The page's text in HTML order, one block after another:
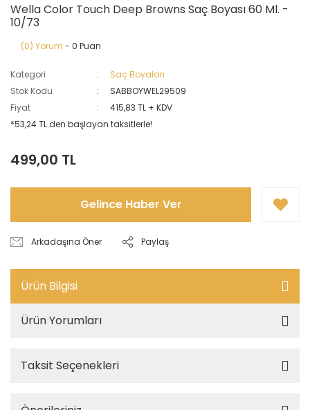
Wella Color Touch Deep Browns Saç Boyası 60 Ml. -
10/73
(0) Yorum - 0 Puan
Kategori
Saç Boyaları
Stok Kodu
SABBOYWEL29509
Fiyat
415,83 TL + KDV
*53,24 TL den başlayan taksitlerle!
499,00 TL
Gelince Haber Ver
Arkadaşına Öner Paylaş
Ürün Bilgisi
Ürün Yorumları
Taksit Seçenekleri